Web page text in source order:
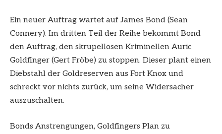
Ein neuer Auftrag wartet auf James Bond (Sean
Connery). Im dritten Teil der Reihe bekommt Bond
den Auftrag, den skrupellosen Kriminellen Auric
Goldfinger (Gert Fröbe) zu stoppen. Dieser plant einen
Diebstahl der Goldreserven aus Fort Knox und
schreckt vor nichts zurück, um seine Widersacher
auszuschalten.
Bonds Anstrengungen, Goldfingers Plan zu